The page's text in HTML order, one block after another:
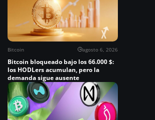
Bitcoin agosto 6, 2026
Bitcoin bloqueado bajo los 66.000 $:
los HODLers acumulan, pero la
demanda sigue ausente